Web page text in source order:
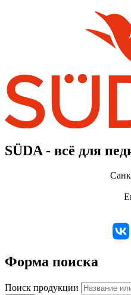
SÜDA - всё для
Форма поиска
Поиск продукции